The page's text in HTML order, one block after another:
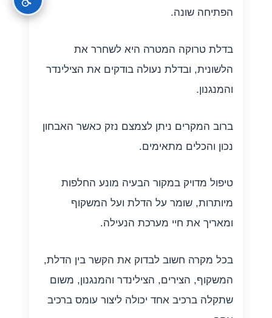
הפתיחה שונה.
בדלת טרוקה המטרה היא לשחרר את
הלשונית, ובדלת נעולה בודקים את הצילינדר
והמנגנון.
ברוב המקרים ניתן לצמצם נזק כאשר האבחון
נכון והכלים מתאימים.
טיפול מדויק במקור הבעיה מונע החלפות
מיותרות, שומר על הדלת ועל המשקוף
ומאריך את חיי מערכת הנעילה.
בכל מקרה חשוב לבדוק את הקשר בין הדלת,
המשקוף, הצירים, הצילינדר והמנגנון, משום
שתקלה ברכיב אחד יכולה ליצור עומס ברכיב